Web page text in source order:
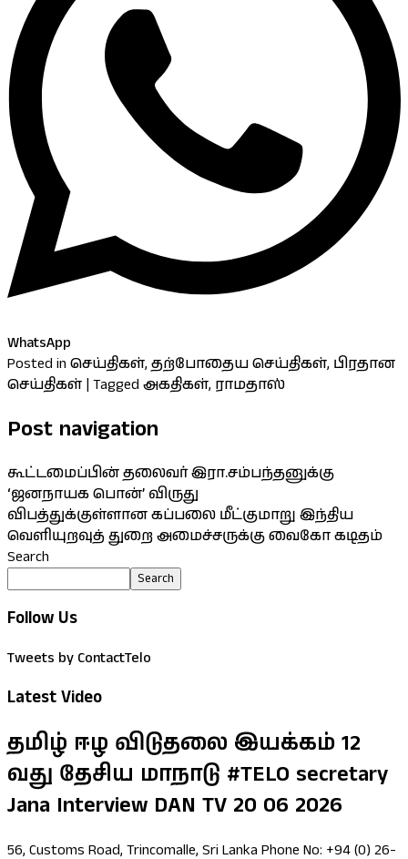
WhatsApp
Posted in செய்திகள், தற்போதைய செய்திகள், பிரதான
செய்திகள் | Tagged அகதிகள், ராமதாஸ்
Post navigation
கூட்டமைப்பின் தலைவர் இரா.சம்பந்தனுக்கு
‘ஜனநாயக பொன்’ விருது
விபத்துக்குள்ளான கப்பலை மீட்குமாறு இந்திய
வெளியுறவுத் துறை அமைச்சருக்கு வைகோ கடிதம்
Search
Search
Follow Us
Tweets by ContactTelo
Latest Video
தமிழ் ஈழ விடுதலை இயக்கம் 12
வது தேசிய மாநாடு #TELO secretary
Jana Interview DAN TV 20 06 2026
56, Customs Road, Trincomalle, Sri Lanka Phone No: +94 (0) 26-